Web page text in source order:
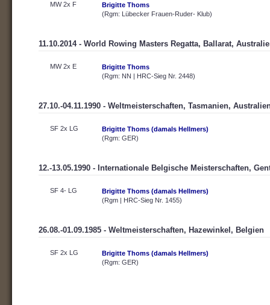
MW 2x F
Brigitte Thoms
(Rgm: Lübecker Frauen-Ruder- Klub)
11.10.2014 - World Rowing Masters Regatta, Ballarat,
MW 2x E
Brigitte Thoms
(Rgm: NN | HRC-Sieg Nr. 2448)
27.10.-04.11.1990 - Weltmeisterschaften, Tasmanien,
SF 2x LG
Brigitte Thoms (damals Hellmers)
(Rgm: GER)
12.-13.05.1990 - Internationale Belgische Meisterschaften,
SF 4- LG
Brigitte Thoms (damals Hellmers)
(Rgm | HRC-Sieg Nr. 1455)
26.08.-01.09.1985 - Weltmeisterschaften, Hazewinkel, Belgien
SF 2x LG
Brigitte Thoms (damals Hellmers)
(Rgm: GER)